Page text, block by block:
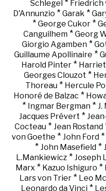
Schlegel * Friedrich
D'Annunzio * Garak *
* George Cukor *
Canguilhem * Georg
Giorgio Agamben *
Guillaume Apollinaire *
Harold Pinter*
Georges Clouzot *
Thoreau * Hercule
Honoré de Balzac *
* Ingmar Bergman* J.
Jacques Prévert *
Cocteau * Jean Rostand
von Goethe * John Ford *
* John Masefield *
L.Mankiewicz* Joseph
Marx * Kazuo Ishiguro *
Lars von Trier* Leo
Leonardo da Vinci *